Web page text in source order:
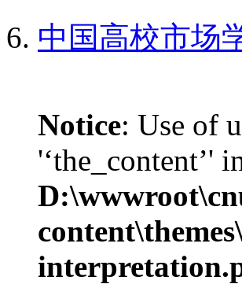
中国高校市场
Notice: Use of
'‘the_content’'